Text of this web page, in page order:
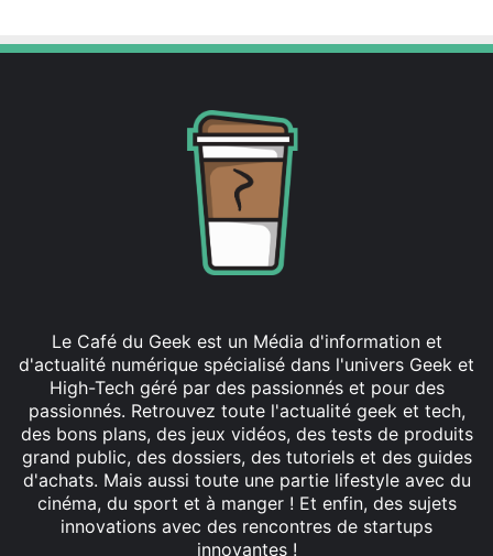
Le Café du Geek est un Média d'information et
d'actualité numérique spécialisé dans l'univers Geek et
High-Tech géré par des passionnés et pour des
passionnés. Retrouvez toute l'actualité geek et tech,
des bons plans, des jeux vidéos, des tests de produits
grand public, des dossiers, des tutoriels et des guides
d'achats. Mais aussi toute une partie lifestyle avec du
cinéma, du sport et à manger ! Et enfin, des sujets
innovations avec des rencontres de startups
innovantes !